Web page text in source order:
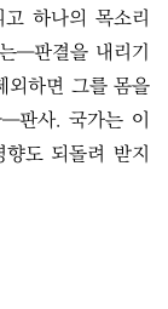
하나의 목소리
―판결을 내리기
외하면 그를 몸을
판사. 국가는 이
도 되돌려 받지